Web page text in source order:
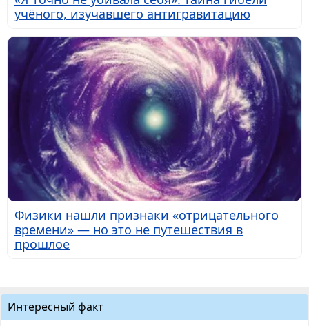
учёного, изучавшего антигравитацию
Физики нашли признаки «отрицательного
времени» — но это не путешествия в
прошлое
Интересный факт